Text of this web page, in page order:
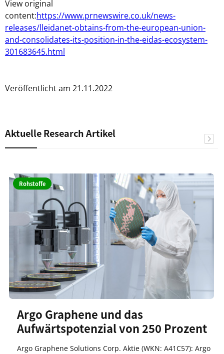
View original
content:https://www.prnewswire.co.uk/news-
releases/lleidanet-obtains-from-the-european-union-
and-consolidates-its-position-in-the-eidas-ecosystem-
301683645.html
Veröffentlicht am 21.11.2022
Aktuelle Research Artikel
Rohstoffe
Argo Graphene und das
Aufwärtspotenzial von 250 Prozent
Argo Graphene Solutions Corp. Aktie (WKN: A41C57): Argo